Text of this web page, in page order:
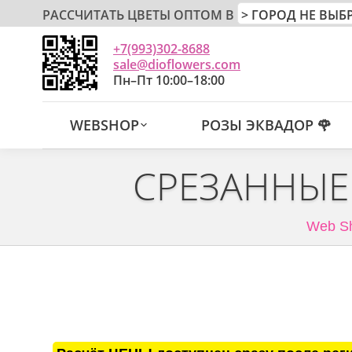
РАССЧИТАТЬ ЦВЕТЫ ОПТОМ В
+7(993)302-8688
sale@dioflowers.com
Пн–Пт 10:00–18:00
WEBSHOP РОЗЫ ЭКВАДОР 🌹
Web